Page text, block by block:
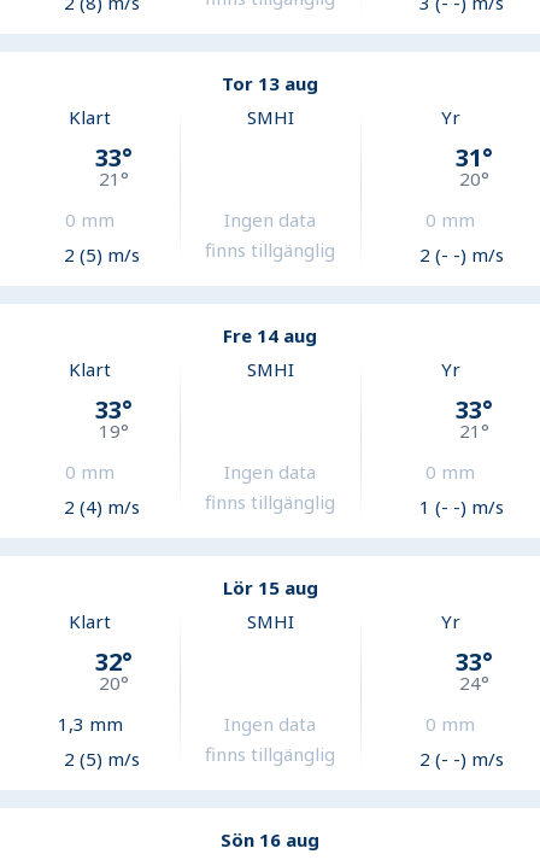
Tor 13 aug
Klart
33°
21°
0 mm
2 (5) m/s
SMHI
Ingen data
finns tillgänglig
Yr
31°
20°
0 mm
2 (- -) m/s
Fre 14 aug
Klart
33°
19°
0 mm
2 (4) m/s
SMHI
Ingen data
finns tillgänglig
Yr
33°
21°
0 mm
1 (- -) m/s
Lör 15 aug
Klart
32°
20°
1,3 mm
2 (5) m/s
SMHI
Ingen data
finns tillgänglig
Yr
33°
24°
0 mm
2 (- -) m/s
Sön 16 aug